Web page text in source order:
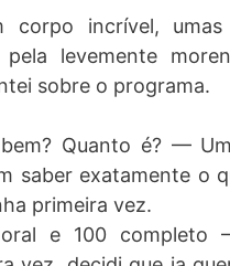
corpo incrível, umas
levemente
sobre o programa.
Quanto é? —
saber exatamente o
primeira vez.
e 100 completo